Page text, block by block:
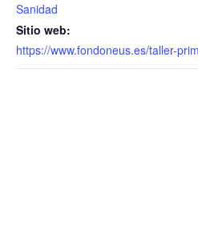
Sanidad
Sitio web:
https://www.fondoneus.es/taller-